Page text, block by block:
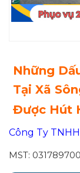
Những
Tại Xã
Được Hút
Công Ty
MST: